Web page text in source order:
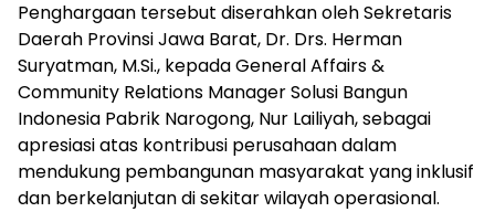
Penghargaan tersebut diserahkan oleh Sekretaris
Daerah Provinsi Jawa Barat, Dr. Drs. Herman
Suryatman, M.Si., kepada General Affairs &
Community Relations Manager Solusi Bangun
Indonesia Pabrik Narogong, Nur Lailiyah, sebagai
apresiasi atas kontribusi perusahaan dalam
mendukung pembangunan masyarakat yang inklusif
dan berkelanjutan di sekitar wilayah operasional.